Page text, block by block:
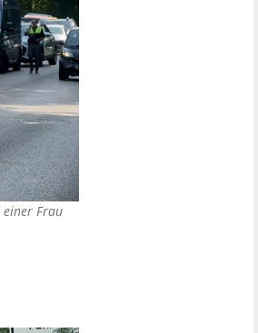
einer Frau